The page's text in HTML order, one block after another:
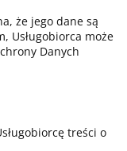
że jego dane są
Usługobiorca może
Danych
treści o